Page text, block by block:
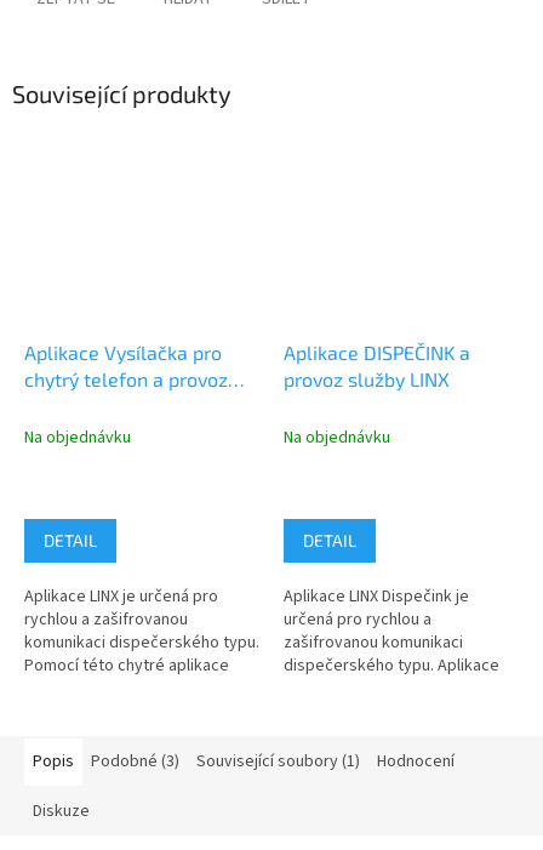
Související produkty
Aplikace Vysílačka pro
chytrý telefon a provoz
Na objednávku
DETAIL
Aplikace LINX je určená pro
rychlou a zašifrovanou
komunikaci dispečerského typu.
Pomocí této chytré aplikace
Aplikace DISPEČINK a
provoz služby LINX
Na objednávku
DETAIL
Aplikace LINX Dispečink je
určená pro rychlou a
zašifrovanou komunikaci
dispečerského typu. Aplikace
Popis Podobné (3) Související soubory (1) Hodnocení
Diskuze